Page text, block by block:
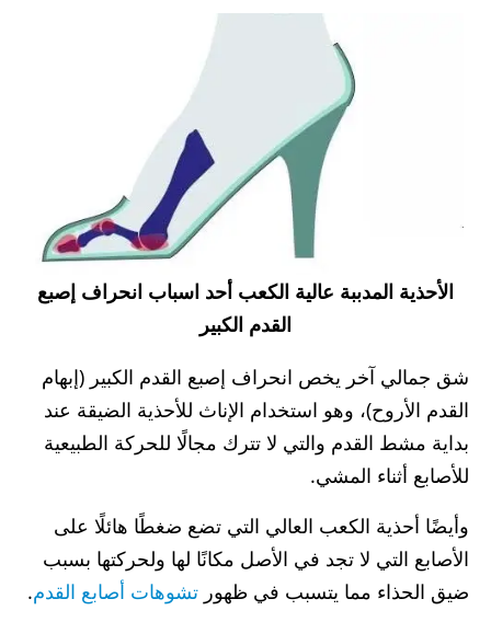
الأحذية المدببة عالية الكعب أحد اسباب انحراف إصبع
القدم الكبير
شق جمالي آخر يخص انحراف إصبع القدم الكبير (إبهام
القدم الأروح)، وهو استخدام الإناث للأحذية الضيقة عند
بداية مشط القدم والتي لا تترك مجالًا للحركة الطبيعية
للأصابع أثناء المشي.
وأيضًا أحذية الكعب العالي التي تضع ضغطًا هائلًا على
الأصابع التي لا تجد في الأصل مكانًا لها ولحركتها بسبب
ضيق الحذاء مما يتسبب في ظهور تشوهات أصابع القدم.